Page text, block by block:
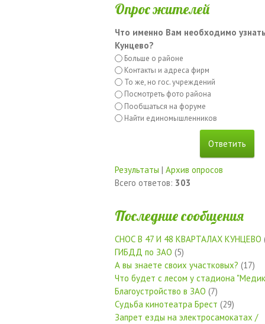
Опрос жителей
Что именно Вам необходимо
Кунцево?
Больше о районе
Контакты и адреса фирм
То же, но гос. учреждений
Посмотреть фото района
Пообщаться на форуме
Найти единомышленников
Результаты | Архив опросов
Всего ответов: 303
Последние сообщения
СНОС В 47 И 48 КВАРТАЛАХ КУНЦЕВО
ГИБДД по ЗАО (5)
А вы знаете своих участковых? (17)
Что будет с лесом у стадиона
Благоустройство в ЗАО (7)
Судьба кинотеатра Брест (29)
Запрет езды на электросамокатах /